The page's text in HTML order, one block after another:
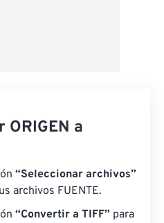
a
“Seleccionar archivos”
archivos FUENTE.
“Convertir a TIFF” para